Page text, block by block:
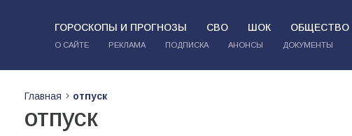
ГОРОСКОПЫ И ПРОГНОЗЫ СВО ШОК ОБЩЕСТВО
О САЙТЕ РЕКЛАМА ПОДПИСКА АНОНСЫ ДОКУМЕНТЫ
Главная отпуск
отпуск